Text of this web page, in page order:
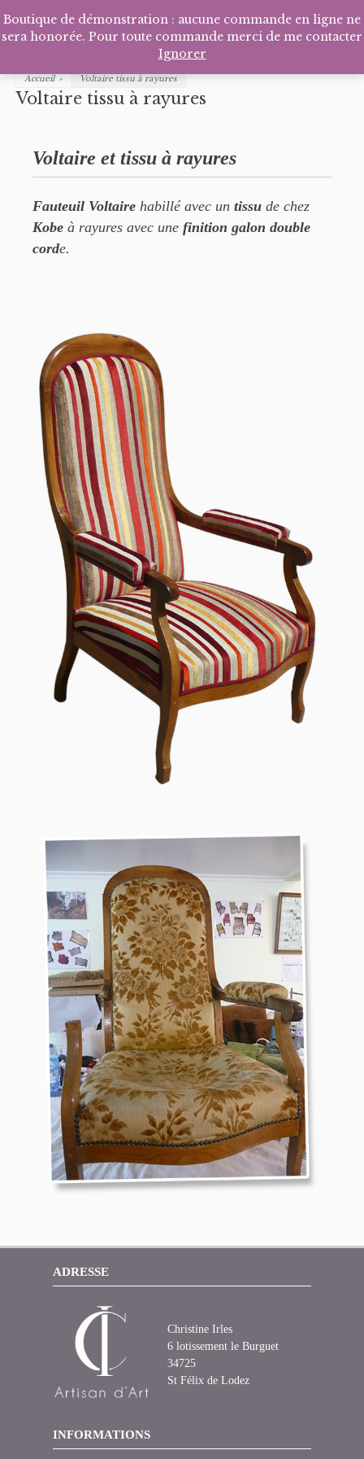
Facebook
Pinterest
Tél
Accueil » Voltaire tissu à rayures
Voltaire tissu à rayures
Voltaire et tissu à rayures
Fauteuil Voltaire habillé avec un tissu de chez
Kobe à rayures avec une finition galon double
corde.
ADRESSE
Christine Irles
6 lotissement le Burguet
34725
St Félix de Lodez
INFORMATIONS
Boutique de démonstration : aucune commande en ligne ne
sera honorée. Pour toute commande merci de me contacter
Ignorer